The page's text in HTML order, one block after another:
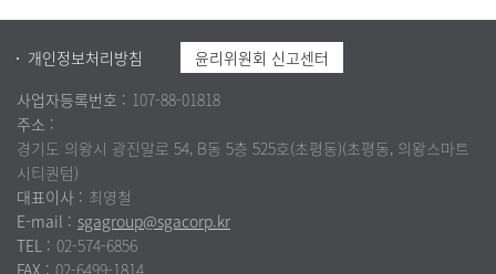
개인정보처리방침
윤리위원회 신고센터
사업자등록번호 : 107-88-01818
주소 :
경기도 의왕시 광진말로 54, B동 5층 525호(초평동)(초평동, 의왕스마트
시티퀀텀)
대표이사 : 최영철
E-mail : sgagroup@sgacorp.kr
TEL : 02-574-6856
FAX : 02-6499-1814